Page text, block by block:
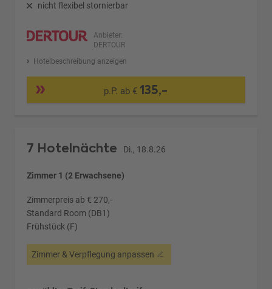
nicht flexibel stornierbar
Anbieter:
DERTOUR
Hotelbeschreibung anzeigen
p.P. ab €135,-
7 Hotelnächte Di., 18.8.26
Zimmer 1 (2 Erwachsene)
Zimmerpreis ab € 270,-
Standard Room (DB1)
Frühstück (F)
Zimmer & Verpflegung anpassen